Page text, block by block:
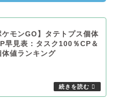
ケモンGO】タテトプス個体
早見表：タスク100％CP＆
体値ランキング